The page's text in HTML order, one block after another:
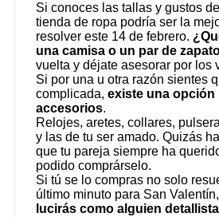
Si conoces las tallas y gustos de tu pareja, una
tienda de ropa podría ser la
resolver este 14 de febrero.
una camisa o un par de
vuelta y déjate asesorar por los
Si por una u otra razón sientes
complicada, existe una opción
accesorios.
Relojes, aretes, collares,
y las de tu ser amado. Quizás
que tu pareja siempre ha
podido comprárselo.
Si tú se lo compras no solo
último minuto para San
lucirás como alguien detallista